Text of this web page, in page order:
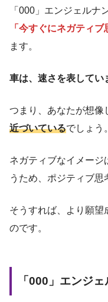
「000」エンジェルナ
「今すぐにネガティブ
ます。
車は、速さを表してい
つまり、あなたが想像
近づいているでしょう。
ネガティブなイメージ
うため、ポジティブ思
そうすれば、より願望
のです。
「000」エンジ